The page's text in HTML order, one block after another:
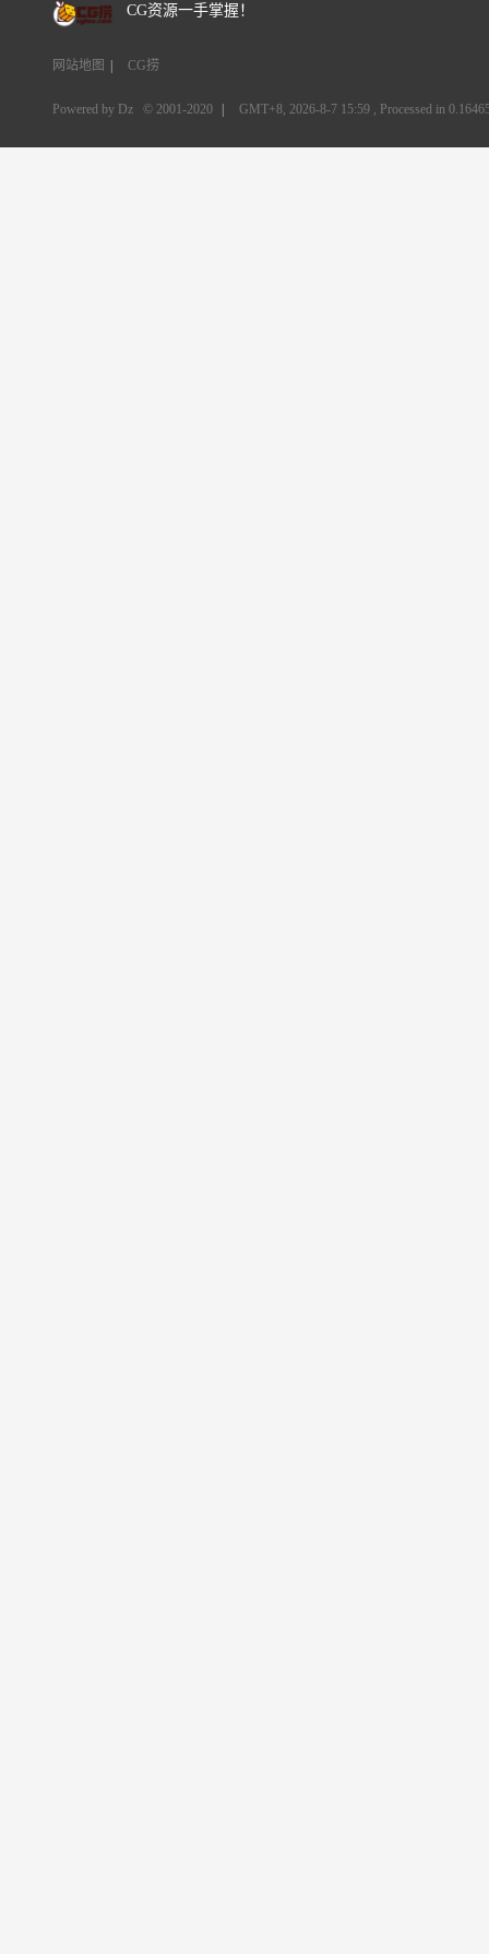
CG资源一手掌握！
网站地图 CG捞
Powered by Dz © 2001-2020 GMT+8, 2026-8-7 15:59 , Processed in